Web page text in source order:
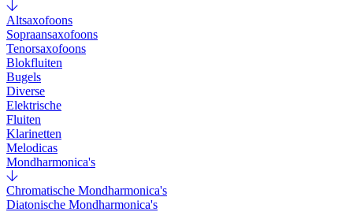
Altsaxofoons
Sopraansaxofoons
Tenorsaxofoons
Blokfluiten
Bugels
Diverse
Elektrische
Fluiten
Klarinetten
Melodicas
Mondharmonica's
Chromatische Mondharmonica's
Diatonische Mondharmonica's